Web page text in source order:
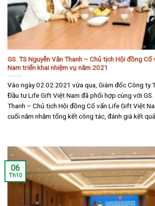
GS. TS Nguyễn Văn Thanh – Chủ tịch Hội đồng
Nam triển khai nhiệm vụ năm 2021
Vào ngày 02.02.2021 vừa qua, Giám đốc Công ty
Đầu tư Life Gift Việt Nam đã phối hợp cùng với GS.
Thanh – Chủ tịch Hội đồng Cố vấn Life Gift Việt
cuối năm nhằm tổng kết công tác, đánh giá kết
06
Th10